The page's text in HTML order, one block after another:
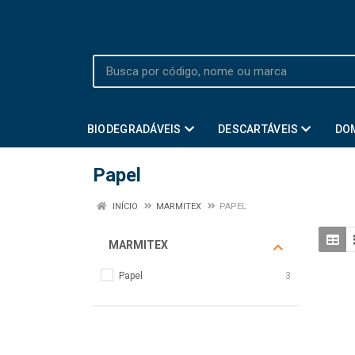
BIODEGRADÁVEIS DESCARTÁVEIS
Papel
INÍCIO MARMITEX PAPEL
MARMITEX
Papel 3